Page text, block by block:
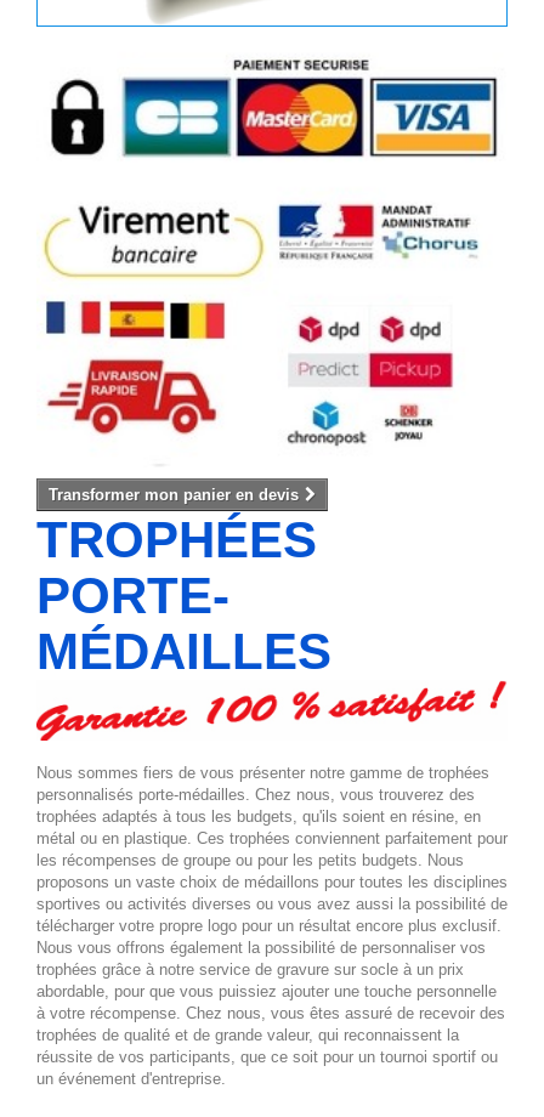
Transformer mon panier en devis
TROPHÉES
PORTE-
MÉDAILLES
Nous sommes fiers de vous présenter notre gamme de trophées
personnalisés porte-médailles. Chez nous, vous trouverez des
trophées adaptés à tous les budgets, qu'ils soient en résine, en
métal ou en plastique. Ces trophées conviennent parfaitement pour
les récompenses de groupe ou pour les petits budgets. Nous
proposons un vaste choix de médaillons pour toutes les disciplines
sportives ou activités diverses ou vous avez aussi la possibilité de
télécharger votre propre logo pour un résultat encore plus exclusif.
Nous vous offrons également la possibilité de personnaliser vos
trophées grâce à notre service de gravure sur socle à un prix
abordable, pour que vous puissiez ajouter une touche personnelle
à votre récompense. Chez nous, vous êtes assuré de recevoir des
trophées de qualité et de grande valeur, qui reconnaissent la
réussite de vos participants, que ce soit pour un tournoi sportif ou
un événement d'entreprise.